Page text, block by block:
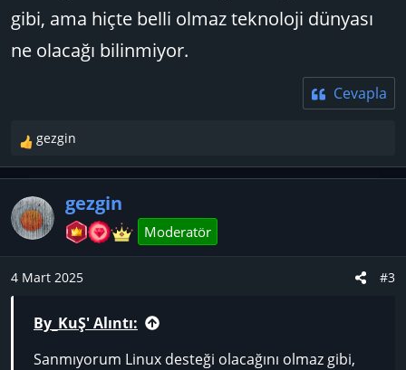
gibi, ama hiçte belli olmaz teknoloji dünyası
ne olacağı bilinmiyor.
Cevapla
T
e
p
k
i
l
e
r
gezgin
gezgin
Moderatör
4 Mart 2025 #3
By_KuŞ' Alıntı:
Sanmıyorum Linux desteği olacağını olmaz gibi,